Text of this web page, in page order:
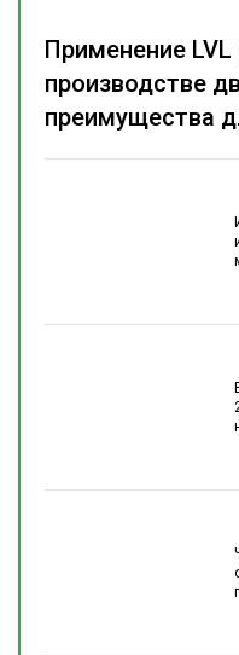
Применение
производстве
преимущества